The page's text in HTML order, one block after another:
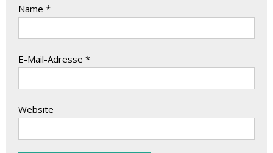
Name *
E-Mail-Adresse *
Website